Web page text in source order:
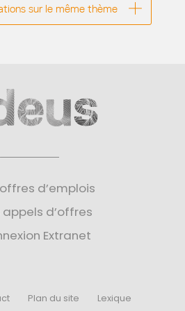
sur le même thème
d’emplois
appels d’offres
Extranet
Plan du site Lexique